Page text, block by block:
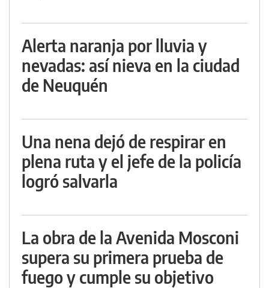
Alerta naranja por lluvia y
nevadas: así nieva en la ciudad
de Neuquén
Una nena dejó de respirar en
plena ruta y el jefe de la policía
logró salvarla
La obra de la Avenida Mosconi
supera su primera prueba de
fuego y cumple su objetivo